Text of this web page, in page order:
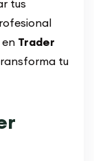
tus
en Trader
tu